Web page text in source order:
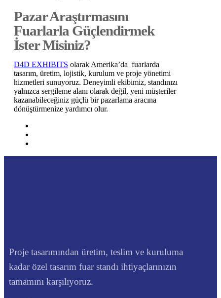
Pazar Araştırmasını
Fuarlarla Güçlendirmek
İster Misiniz?
D4D EXHIBITS olarak Amerika’da fuarlarda
tasarım, üretim, lojistik, kurulum ve proje yönetimi
hizmetleri sunuyoruz. Deneyimli ekibimiz, standınızı
yalnızca sergileme alanı olarak değil, yeni müşteriler
kazanabileceğiniz güçlü bir pazarlama aracına
dönüştürmenize yardımcı olur.
Proje tasarımından üretim, teslim ve kuruluma
kadar özel tasarım fuar standı ihtiyaçlarınızın
tamamını karşılıyoruz.